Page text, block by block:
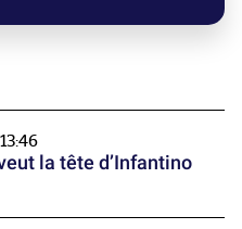
la tête d’Infantino